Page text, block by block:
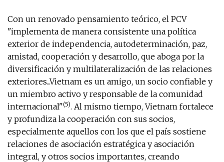
Con un renovado pensamiento teórico, el PCV
"implementa de manera consistente una política
exterior de independencia, autodeterminación, paz,
amistad, cooperación y desarrollo, que aboga por la
diversificación y multilateralización de las relaciones
exteriores...Vietnam es un amigo, un socio confiable y
un miembro activo y responsable de la comunidad
internacional"(5). Al mismo tiempo, Vietnam fortalece
y profundiza la cooperación con sus socios,
especialmente aquellos con los que el país sostiene
relaciones de asociación estratégica y asociación
integral, y otros socios importantes, creando